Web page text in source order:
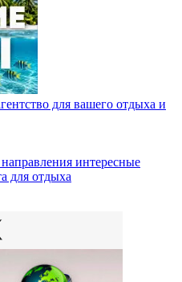
для вашего отдыха и
интересные
для отдыха